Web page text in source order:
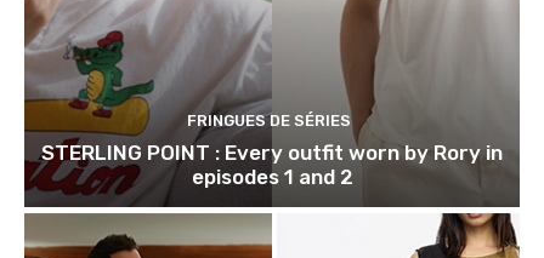
FRINGUES DE SÉRIES
STERLING POINT : Every outfit worn by Rory in
episodes 1 and 2